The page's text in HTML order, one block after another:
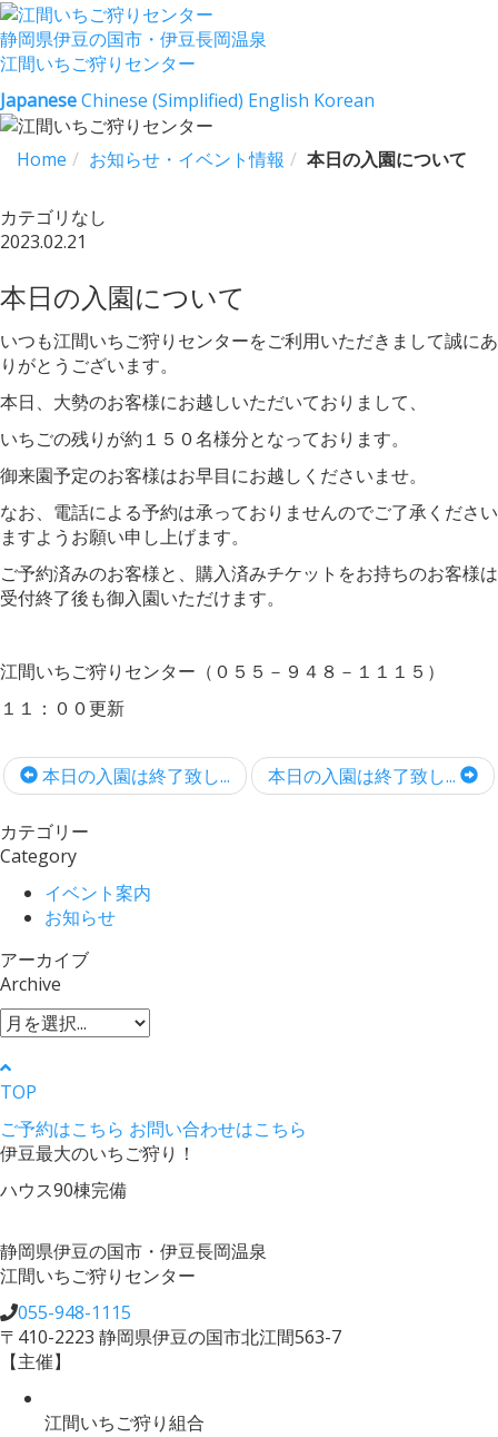
静岡県伊豆の国市・伊豆長岡温泉
江間いちご狩りセンター
JapaneseChinese (Simplified) English Korean
Home お知らせ・イベント情報 本日の入園について
カテゴリなし
2023.02.21
本日の入園について
いつも江間いちご狩りセンターをご利用いただきまして誠にあ
りがとうございます。
本日、大勢のお客様にお越しいただいておりまして、
いちごの残りが約１５０名様分となっております。
御来園予定のお客様はお早目にお越しくださいませ。
なお、電話による予約は承っておりませんのでご了承ください
ますようお願い申し上げます。
ご予約済みのお客様と、購入済みチケットをお持ちのお客様は
受付終了後も御入園いただけます。
江間いちご狩りセンター（０５５－９４８－１１１５）
１１：００更新
本日の入園は終了致し... 本日の入園は終了致し...
カテゴリー
Category
イベント案内
お知らせ
アーカイブ
Archive
TOP
ご予約はこちら お問い合わせはこちら
伊豆最大のいちご狩り！
ハウス90棟完備
静岡県伊豆の国市・伊豆長岡温泉
江間いちご狩りセンター
055-948-1115
〒410-2223 静岡県伊豆の国市北江間563-7
【主催】
江間いちご狩り組合